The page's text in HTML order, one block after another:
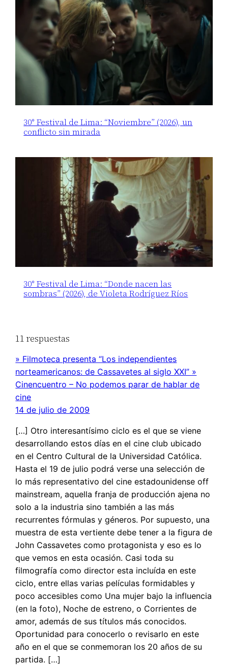
30° Festival de Lima: “Noviembre” (2026), un
conflicto sin mirada
30° Festival de Lima: “Donde nacen las
sombras” (2026), de Violeta Rodríguez Ríos
11 respuestas
» Filmoteca presenta “Los independientes
norteamericanos: de Cassavetes al siglo XXI” »
Cinencuentro – No podemos parar de hablar de
cine
14 de julio de 2009
[…] Otro interesantísimo ciclo es el que se viene
desarrollando estos días en el cine club ubicado
en el Centro Cultural de la Universidad Católica.
Hasta el 19 de julio podrá verse una selección de
lo más representativo del cine estadounidense off
mainstream, aquella franja de producción ajena no
solo a la industria sino también a las más
recurrentes fórmulas y géneros. Por supuesto, una
muestra de esta vertiente debe tener a la figura de
John Cassavetes como protagonista y eso es lo
que vemos en esta ocasión. Casi toda su
filmografía como director esta incluída en este
ciclo, entre ellas varias películas formidables y
poco accesibles como Una mujer bajo la influencia
(en la foto), Noche de estreno, o Corrientes de
amor, además de sus títulos más conocidos.
Oportunidad para conocerlo o revisarlo en este
año en el que se conmemoran los 20 años de su
partida. […]